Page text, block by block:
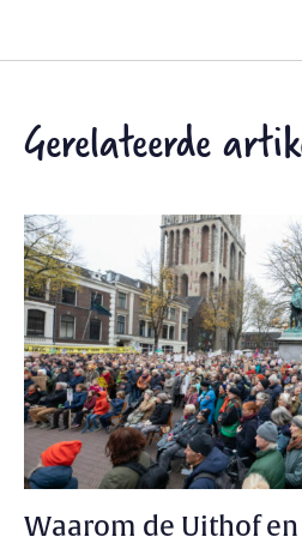
Gerelateerde
Waarom de Uithof